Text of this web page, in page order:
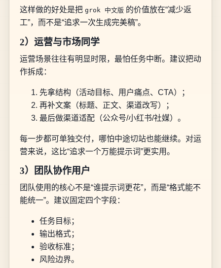
这样做的好处是把 grok 中文版 的价值放在“减少返
工”，而不是“追求一次生成完美稿”。
2）运营与市场同学
运营场景往往有明显时限，最怕任务中断。建议把动
作拆成：
先拿结构（活动目标、用户痛点、CTA）；
再补文案（标题、正文、渠道改写）；
最后做渠道适配（公众号/小红书/社媒）。
每一步都可单独交付，哪怕中途切站也能继续。对运
营来说，这比“追求一个万能提示词”更实用。
3）团队协作用户
团队使用的核心不是“谁提示词更花”，而是“格式能不
能统一”。建议固定四个字段：
任务目标；
输出格式；
验收标准；
风险边界。